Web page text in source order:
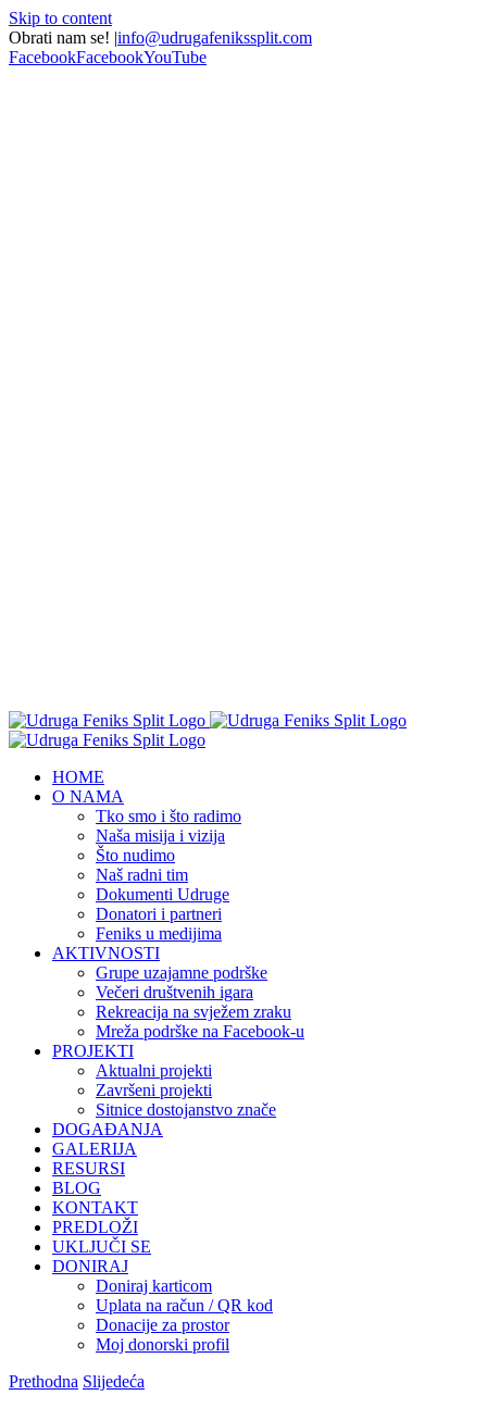
Skip to content
Obrati nam se! |info@udrugafenikssplit.com
FacebookFacebookYouTube
HOME
O NAMA
Tko smo i što radimo
Naša misija i vizija
Što nudimo
Naš radni tim
Dokumenti Udruge
Donatori i partneri
Feniks u medijima
AKTIVNOSTI
Grupe uzajamne podrške
Večeri društvenih igara
Rekreacija na svježem zraku
Mreža podrške na Facebook-u
PROJEKTI
Aktualni projekti
Završeni projekti
Sitnice dostojanstvo znače
DOGAĐANJA
GALERIJA
RESURSI
BLOG
KONTAKT
PREDLOŽI
UKLJUČI SE
DONIRAJ
Doniraj karticom
Uplata na račun / QR kod
Donacije za prostor
Moj donorski profil
Prethodna Slijedeća